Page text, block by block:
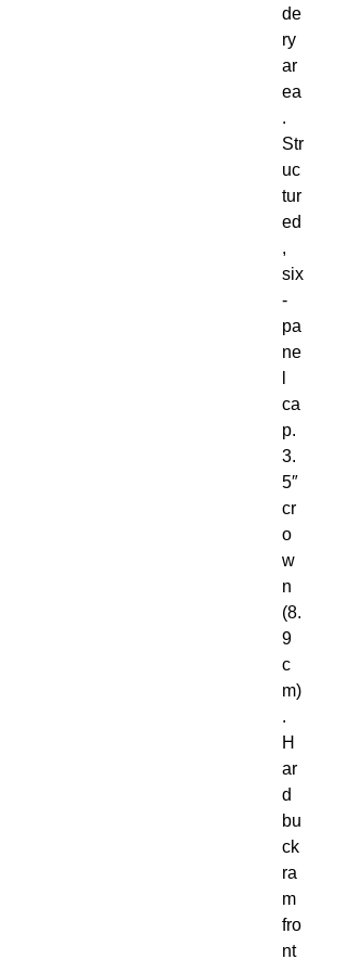
de
ry
ar
ea
.
Str
uc
tur
ed
,
six
-
pa
ne
ca
p.
3.
5″
cr
o
w
n
(8.
9
c
m)
.
H
ar
d
bu
ck
ra
m
fro
nt